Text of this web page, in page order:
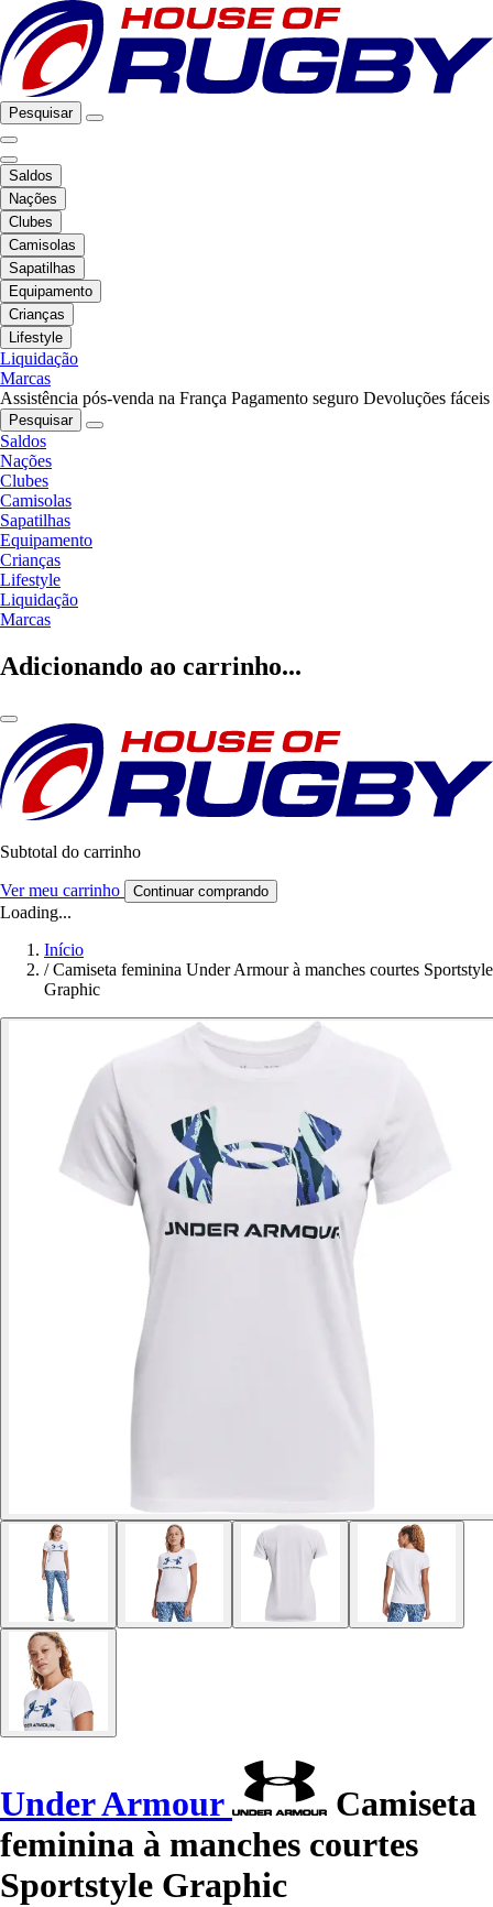
Pesquisar
Saldos
Nações
Clubes
Camisolas
Sapatilhas
Equipamento
Crianças
Lifestyle
Liquidação
Marcas
Assistência pós-venda na França Pagamento seguro Devoluções fáceis
Pesquisar
Saldos
Nações
Clubes
Camisolas
Sapatilhas
Equipamento
Crianças
Lifestyle
Liquidação
Marcas
Adicionando ao carrinho...
Subtotal do carrinho
Ver meu carrinho Continuar comprando
Loading...
Início
/ Camiseta feminina Under Armour à manches courtes Sportstyle
Graphic
Under Armour
Camiseta
feminina à manches courtes
Sportstyle Graphic